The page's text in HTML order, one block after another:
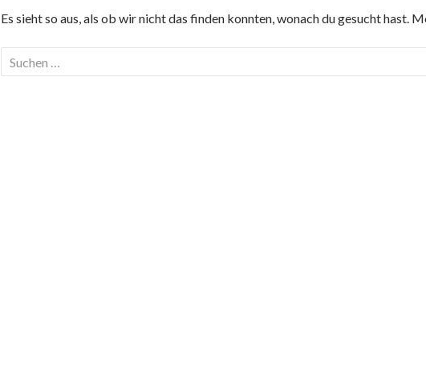
Es sieht so aus, als ob wir nicht das finden konnten, wonach du gesucht hast.
Suche
nach: